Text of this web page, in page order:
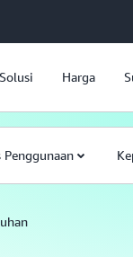
Solusi Harga
Penggunaan